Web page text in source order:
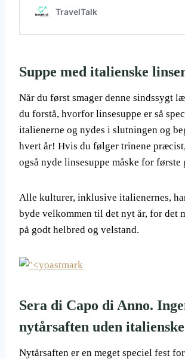
Suppe med italienske
Når du først smager denne sindssygt
du forstå, hvorfor linsesuppe er så
italienerne og nydes i slutningen og
hvert år! Hvis du følger trinene
også nyde linsesuppe måske for første
Alle kulturer, inklusive italienernes,
byde velkommen til det nyt år, for det
på godt helbred og velstand.
Sera di Capo di Anno.
nytårsaften uden
Nytårsaften er en meget speciel fest